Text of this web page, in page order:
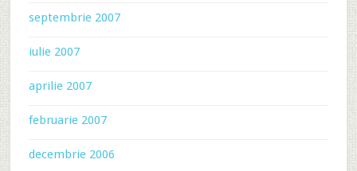
septembrie 2007
iulie 2007
aprilie 2007
februarie 2007
decembrie 2006